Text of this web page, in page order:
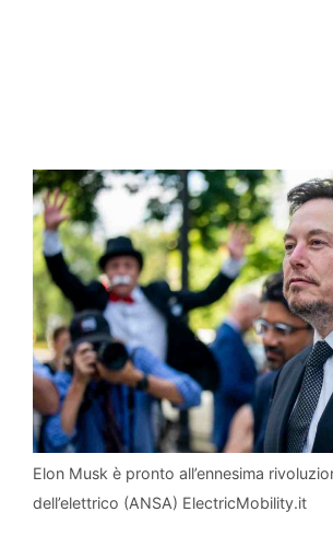
Elon Musk è pronto all’ennesima
dell’elettrico (ANSA) ElectricMobility.it